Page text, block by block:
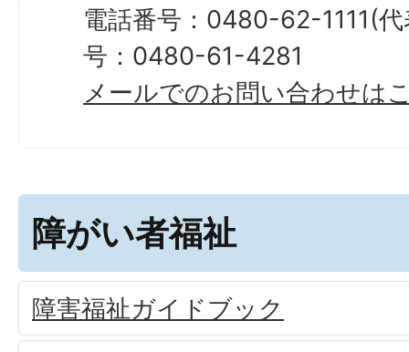
電話番号：0480-62-1111(
号：0480-61-4281
メールでのお問い合わせは
障がい者福祉
障害福祉ガイドブック